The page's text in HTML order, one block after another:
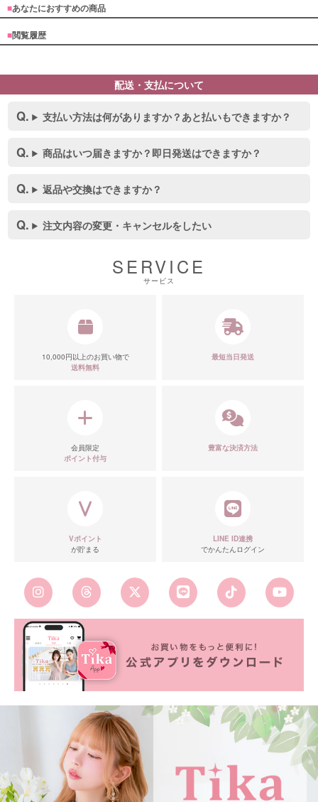
■あなたにおすすめの商品
■閲覧履歴
配送・支払について
支払い方法は何がありますか？あと払いもできますか？
商品はいつ届きますか？即日発送はできますか？
返品や交換はできますか？
注文内容の変更・キャンセルをしたい
SERVICE
サービス
10,000円以上のお買い物で
送料無料
最短当日発送
会員限定
ポイント付与
豊富な決済方法
Vポイント
が貯まる
LINE ID連携
でかんたんログイン